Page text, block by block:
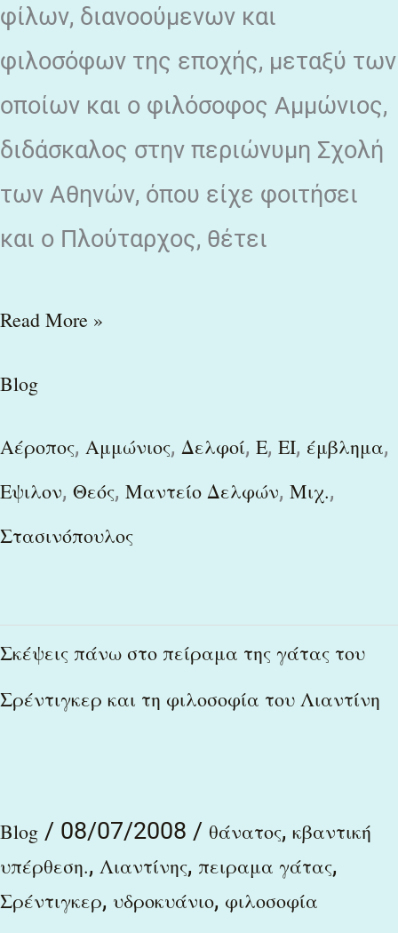
φίλων, διανοούμενων και
φιλοσόφων της εποχής, μεταξύ των
οποίων και ο φιλόσοφος Αμμώνιος,
διδάσκαλος στην περιώνυμη Σχολή
των Αθηνών, όπου είχε φοιτήσει
και ο Πλούταρχος, θέτει
Read More »
Blog
Αέροπος, Αμμώνιος, Δελφοί, Ε, ΕΙ, έμβλημα,
Εψιλον, Θεός, Μαντείο Δελφών, Μιχ.,
Στασινόπουλος
Σκέψεις πάνω στο πείραμα της γάτας του
Σρέντιγκερ και τη φιλοσοφία του Λιαντίνη
Blog / 08/07/2008 / θάνατος, κβαντική
υπέρθεση., Λιαντίνης, πειραμα γάτας,
Σρέντιγκερ, υδροκυάνιο, φιλοσοφία
Σκέψεις
στο
γάτας
του
Σρέντιγκερ